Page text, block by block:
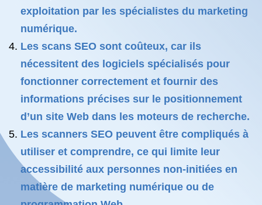
exploitation par les spécialistes du marketing
numérique.
Les scans SEO sont coûteux, car ils
nécessitent des logiciels spécialisés pour
fonctionner correctement et fournir des
informations précises sur le positionnement
d’un site Web dans les moteurs de recherche.
Les scanners SEO peuvent être compliqués à
utiliser et comprendre, ce qui limite leur
accessibilité aux personnes non-initiées en
matière de marketing numérique ou de